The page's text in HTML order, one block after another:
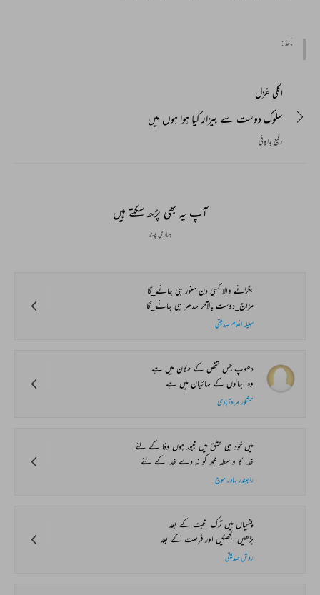
مأخذ :
اگلی غزل
سلوک دوست سے بیزار کیا ہوا ہوں میں
رفیع بدایونی
آپ یہ بھی پڑھ سکتے ہیں
ہماری پسند
بگڑنے والا کسی دن سنور ہی جائے_گا
مزاج_دوست بالآخر سدھر ہی جائے_گا
سبیلہ انعام صدیقی
دھوپ جس شخص کے مکان میں ہے
وہ اجالوں کے سائبان میں ہے
مشکور مرادآبادی
میں خود ہی عشق میں مجبور ہوں وفا کے لئے
خدا کا واسطہ مجھ کو نہ دے خدا کے لئے
راجیندر بہادر موج
پشیماں ہیں ترک_محبت کے بعد
بڑھیں الجھنیں اور فرصت کے بعد
روش صدیقی